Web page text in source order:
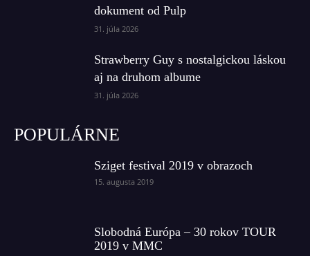
dokument od Pulp
31. júla 2026
Strawberry Guy s nostalgickou láskou
aj na druhom albume
31. júla 2026
POPULÁRNE
Sziget festival 2019 v obrazoch
15. augusta 2019
Slobodná Európa – 30 rokov TOUR
2019 v MMC